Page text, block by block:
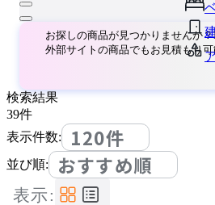
お探しの商品が見つかりませんか？
外部サイトの商品でもお見積もり可
検索結果
39件
表示件数:
120件
並び順: おすすめ順
表示: